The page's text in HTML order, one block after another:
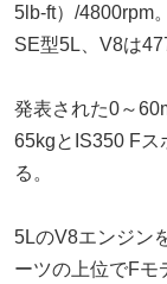
5lb-ft）/4800rpm
SE型5L、V8は
発表された0～
65kgとIS350 Fス
る。
5LのV8エンジン
ーツの上位でFモ